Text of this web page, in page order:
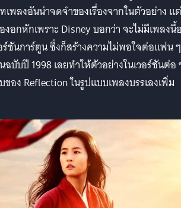
เพลงอันน่าจดจำของเรื่องจากในตัวอย่าง แต่
อกหักเพราะ Disney บอกว่า จะไม่มีเพลงนี้
ร์ชันการ์ตูน ซึ่งก็สร้างความไม่พอใจต่อแฟน ๆ
ฉบับปี 1998 เลยทำให้ตัวอย่างในเวอร์ชันต่อ
อง Reflection ในรูปแบบเพลงบรรเลงเพิ่ม